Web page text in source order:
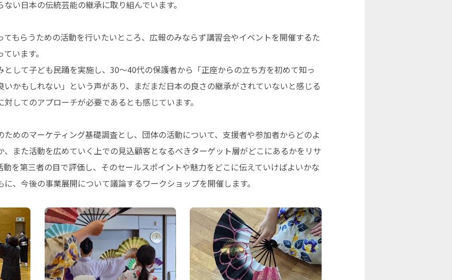
い日本の伝統芸能の継承に取り組んでいます。
てもらうための活動を行いたいところ、広報のみならず講習会やイベントを開催するた
います。
として子ども民踊を実施し、30～40代の保護者から「正座からの立ち方を初めて知っ
いかもしれない」という声があり、まだまだ日本の良さの継承がされていないと感じる
してのアプローチが必要であるとも感じています。
ためのマーケティング基礎調査とし、団体の活動について、支援者や参加者からどのよ
、また活動を広めていく上での見込顧客となるべきターゲット層がどこにあるかをリサ
を第三者の目で評価し、そのセールスポイントや魅力をどこに伝えていけばよいかな
、今後の事業展開について議論するワークショップを開催します。